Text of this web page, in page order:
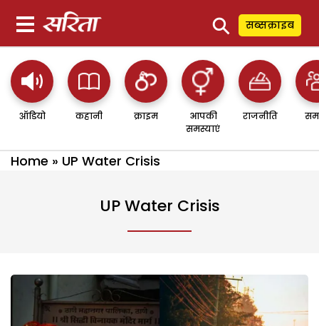
⚲ सब्सक्राइब
ऑडियो कहानी क्राइम
आपकी
समस्याएं
राजनीति
Home » UP Water Crisis
UP Water Crisis